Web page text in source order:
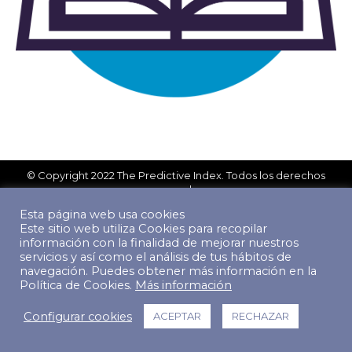
© Copyright 2022 The Predictive Index. Todos los derechos
reservados.
Esta página web usa cookies
Este sitio web utiliza Cookies para recopilar
información con la finalidad de mejorar nuestros
servicios y así como el análisis de tus hábitos de
navegación. Puedes obtener más información en la
Política de Cookies. Más información
Configurar cookies ACEPTAR RECHAZAR